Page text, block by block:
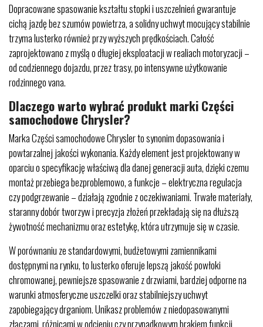
Dopracowane spasowanie kształtu stopki i uszczelnień gwarantuje
cichą jazdę bez szumów powietrza, a solidny uchwyt mocujący stabilnie
trzyma lusterko również przy wyższych prędkościach. Całość
zaprojektowano z myślą o długiej eksploatacji w realiach motoryzacji –
od codziennego dojazdu, przez trasy, po intensywne użytkowanie
rodzinnego vana.
Dlaczego warto wybrać produkt marki Części
samochodowe Chrysler?
Marka Części samochodowe Chrysler to synonim dopasowania i
powtarzalnej jakości wykonania. Każdy element jest projektowany w
oparciu o specyfikację właściwą dla danej generacji auta, dzięki czemu
montaż przebiega bezproblemowo, a funkcje – elektryczna regulacja
czy podgrzewanie – działają zgodnie z oczekiwaniami. Trwałe materiały,
staranny dobór tworzyw i precyzja złożeń przekładają się na dłuższą
żywotność mechanizmu oraz estetykę, która utrzymuje się w czasie.
W porównaniu ze standardowymi, budżetowymi zamiennikami
dostępnymi na rynku, to lusterko oferuje lepszą jakość powłoki
chromowanej, pewniejsze spasowanie z drzwiami, bardziej odporne na
warunki atmosferyczne uszczelki oraz stabilniejszy uchwyt
zapobiegający drganiom. Unikasz problemów z niedopasowanymi
złączami, różnicami w odcieniu czy przypadkowym brakiem funkcji